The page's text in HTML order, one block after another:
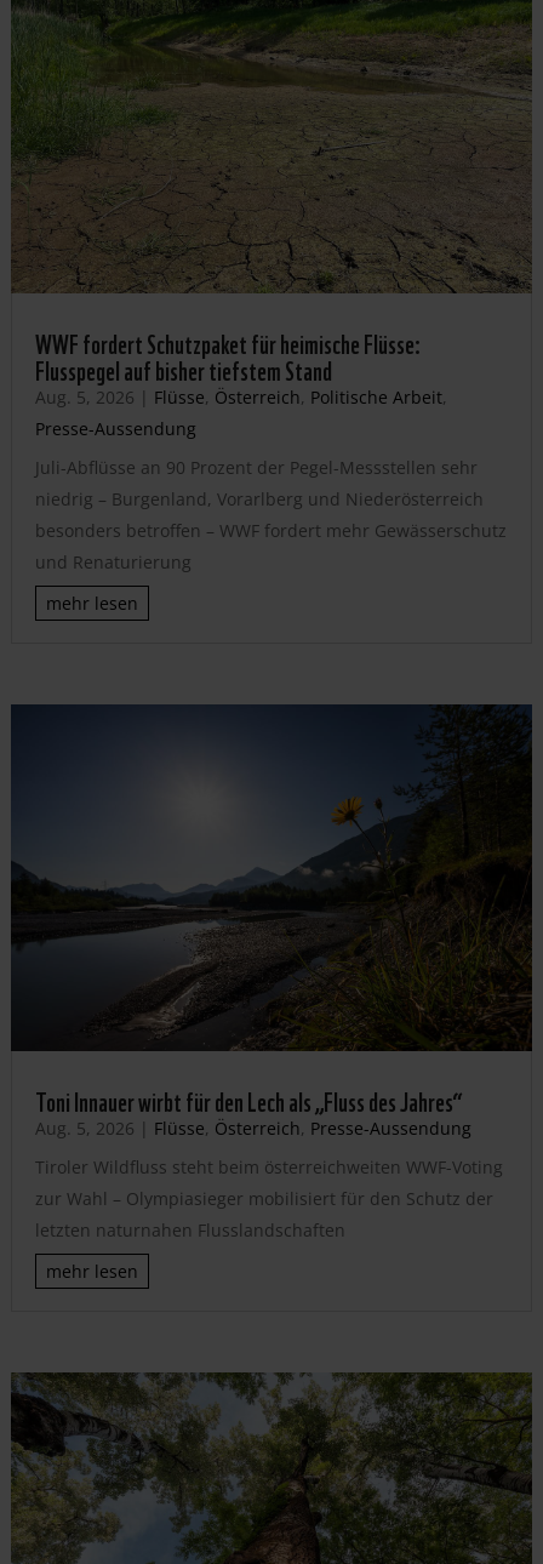
WWF fordert Schutzpaket für heimische Flüsse:
Flusspegel auf bisher tiefstem Stand
Aug. 5, 2026 | Flüsse, Österreich, Politische Arbeit,
Presse-Aussendung
Juli-Abflüsse an 90 Prozent der Pegel-Messstellen sehr
niedrig – Burgenland, Vorarlberg und Niederösterreich
besonders betroffen – WWF fordert mehr Gewässerschutz
und Renaturierung
mehr lesen
Toni Innauer wirbt für den Lech als „Fluss des Jahres“
Aug. 5, 2026 | Flüsse, Österreich, Presse-Aussendung
Tiroler Wildfluss steht beim österreichweiten WWF-Voting
zur Wahl – Olympiasieger mobilisiert für den Schutz der
letzten naturnahen Flusslandschaften
mehr lesen